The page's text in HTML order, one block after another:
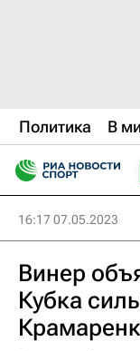
Политика В
16:17 07.05.2023
Винер
Кубка